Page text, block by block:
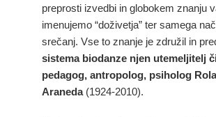
preprosti izvedbi in globokem znanju
imenujemo “doživetja” ter samega
srečanj. Vse to znanje je združil in
sistema biodanze njen utemeljitelj
pedagog, antropolog, psiholog
Araneda(1924-2010).